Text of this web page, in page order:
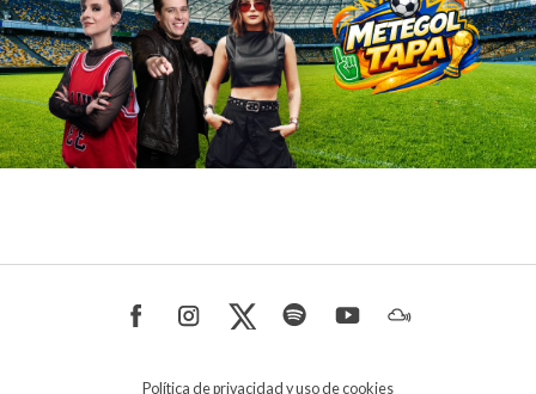
Política de privacidad y uso de cookies